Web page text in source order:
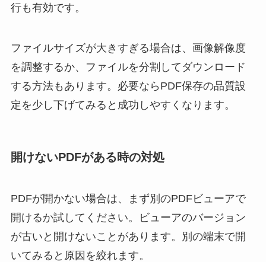
行も有効です。
ファイルサイズが大きすぎる場合は、画像解像度
を調整するか、ファイルを分割してダウンロード
する方法もあります。必要ならPDF保存の品質設
定を少し下げてみると成功しやすくなります。
開けないPDFがある時の対処
PDFが開かない場合は、まず別のPDFビューアで
開けるか試してください。ビューアのバージョン
が古いと開けないことがあります。別の端末で開
いてみると原因を絞れます。